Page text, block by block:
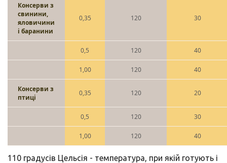
Консерви з
свинини,
яловичини
і баранини
0,35 120 30
0,5 120 40
1,00 120 40
Консерви з
птиці
0,35 120 20
0,5 120 30
1,00 120 40
110 градусів Цельсія - температура, при якій готують і